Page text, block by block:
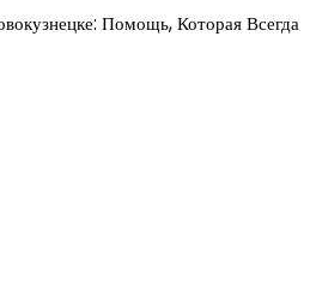
Помощь, Которая Всегда